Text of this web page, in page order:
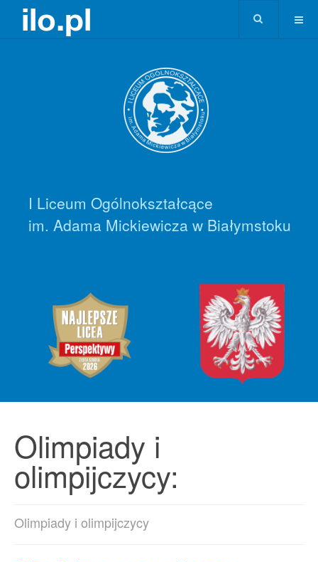
I Liceum Ogólnokształcące
im. Adama Mickiewicza w Białymstoku
Olimpiady i
olimpijczycy:
Olimpiady i olimpijczycy